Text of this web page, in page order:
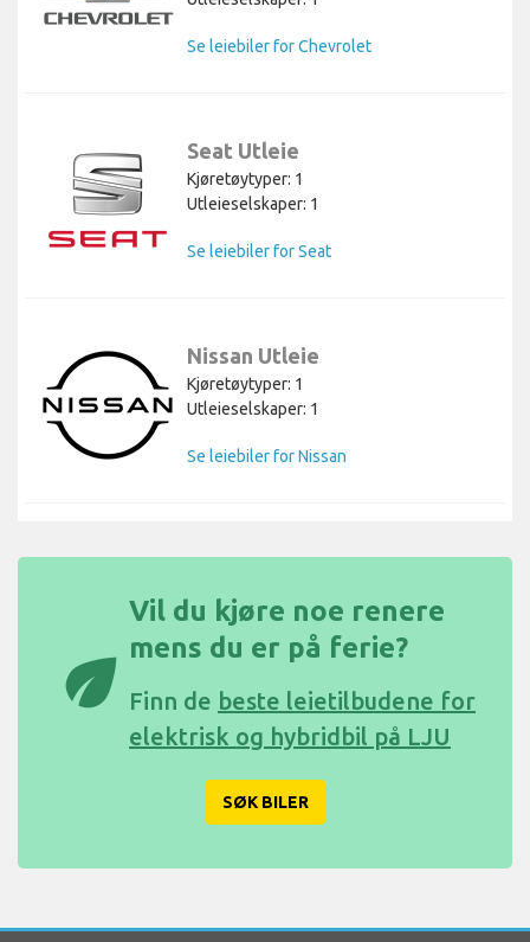
Se leiebiler for Chevrolet
Seat Utleie
Kjøretøytyper: 1
Utleieselskaper: 1
Se leiebiler for Seat
Nissan Utleie
Kjøretøytyper: 1
Utleieselskaper: 1
Se leiebiler for Nissan
eco
Vil du kjøre noe renere
mens du er på ferie?
Finn de beste leietilbudene for
elektrisk og hybridbil på LJU
SØK BILER